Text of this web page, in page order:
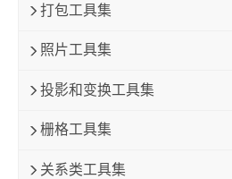
打包工具集
照片工具集
投影和变换工具集
栅格工具集
关系类工具集